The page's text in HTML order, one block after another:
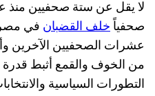
صحفياًخلف القضبان في
عشرات الصحفيين الآخرين
من الخوف والقمع أثبط
التطورات السياسية